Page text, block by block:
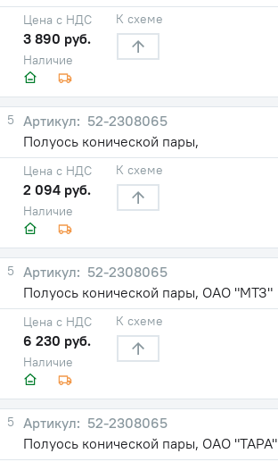
Наличие
Цена с НДС
3 890 руб.
К схеме
5
52-2308065
Полуось конической пары,
Наличие
Цена с НДС
2 094 руб.
К схеме
5
52-2308065
Полуось конической пары, ОАО "МТЗ"
Наличие
Цена с НДС
6 230 руб.
К схеме
5
52-2308065
Полуось конической пары, ОАО "ТАРА"